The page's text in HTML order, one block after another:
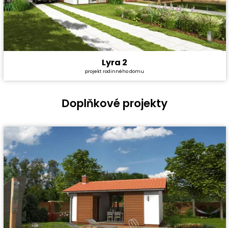
Dispozice:
5+1
Lyra 2
projekt rodinného domu
Doplňkové projekty